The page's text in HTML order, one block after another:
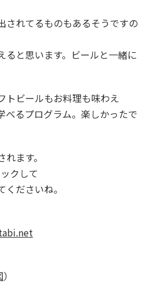
されてるものもあるそうですの
ると思います。ビールと一緒に
トビールもお料理も味わえ
べるプログラム。楽しかったで
ます。
クして
ださいね。
）